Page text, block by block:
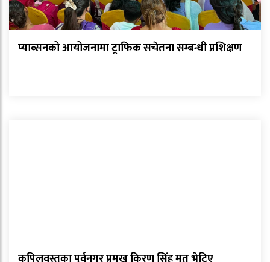
प्याब्सनको आयोजनामा ट्राफिक सचेतना सम्बन्धी प्रशिक्षण